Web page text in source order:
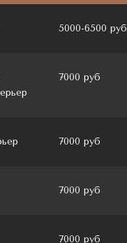
5000-6500 руб
7000 руб
7000 руб
7000 руб
7000 руб